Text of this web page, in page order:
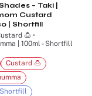
– Taki |
Custard
| Shortfill
🍮 •
| 100ml - Shortfill
Custard 🍮